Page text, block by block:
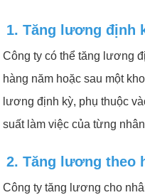
1. Tăng lương định
Công ty có thể tăng lương
hàng năm hoặc sau một
lương định kỳ, phụ thuộc
suất làm việc của từng
2. Tăng lương theo
Công ty tăng lương cho